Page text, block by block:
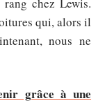
qui, alors il
nous ne
grâce à une